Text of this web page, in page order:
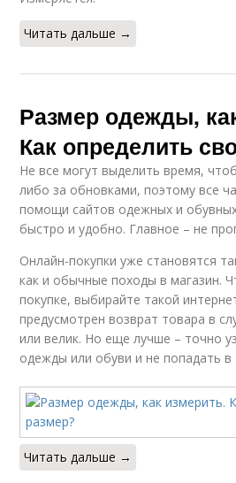
Читать дальше →
Размер одежды,
Как определить
Не все могут выделить время,
либо за обновками, поэтому все
помощи сайтов одежных и
быстро и удобно. Главное – не
Онлайн-покупки уже становятся
как и обычные походы в магазин.
покупке, выбирайте такой
предусмотрен возврат товара в
или велик. Но еще лучше – точно
одежды или обуви и не попадать в
Читать дальше →